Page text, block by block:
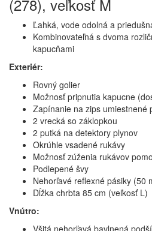
(278), veľkosť M
Ľahká, vode odolná a
Kombinovateľná s dvoma
kapucňami
Exteriér:
Rovný golier
Možnosť pripnutia kapucne
Zapínanie na zips umiestnené
2 vrecká so záklopkou
2 putká na detektory plynov
Okrúhle vsadené rukávy
Možnosť zúženia rukávov
Podlepené švy
Nehorľavé reflexné pásiky (50
Dĺžka chrbta 85 cm (veľkosť L)
Vnútro:
Všitá nehorľavá bavlnená